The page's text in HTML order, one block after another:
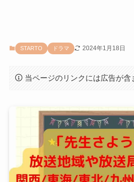
STARTO ドラマ 2024年1月18日
当ページのリンクには広告が含